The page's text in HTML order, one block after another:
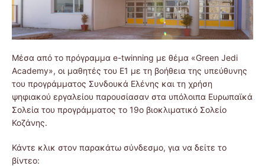
Μέσα από το πρόγραμμα e-twinning με θέμα «Green Jedi
Academy», οι μαθητές του Ε1 με τη βοήθεια της υπεύθυνης
του προγράμματος Συνδουκά Ελένης και τη χρήση
ψηφιακού εργαλείου παρουσίασαν στα υπόλοιπα Ευρωπαϊκά
Σολεία του προγράμματος το 19ο βιοκλιματικό Σολείο
Κοζάνης.
Κάντε κλικ στον παρακάτω σύνδεσμο, για να δείτε το
βίντεο: